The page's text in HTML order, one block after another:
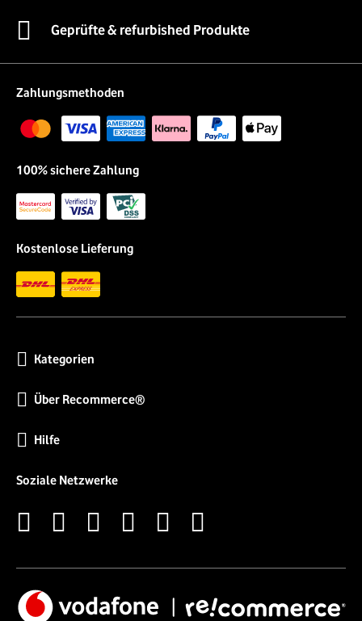
Geprüfte & refurbished Produkte
Zahlungsmethoden
100% sichere Zahlung
Kostenlose Lieferung
Kategorien
Über Recommerce®
Hilfe
Soziale Netzwerke